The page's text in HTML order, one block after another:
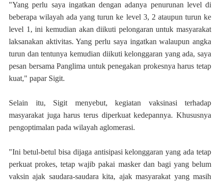
"Yang perlu saya ingatkan dengan adanya penurunan level di
beberapa wilayah ada yang turun ke level 3, 2 ataupun turun ke
level 1, ini kemudian akan diikuti pelongaran untuk masyarakat
laksanakan aktivitas. Yang perlu saya ingatkan walaupun angka
turun dan tentunya kemudian diikuti kelonggaran yang ada, saya
pesan bersama Panglima untuk penegakan prokesnya harus tetap
kuat," papar Sigit.
Selain itu, Sigit menyebut, kegiatan vaksinasi terhadap
masyarakat juga harus terus diperkuat kedepannya. Khususnya
pengoptimalan pada wilayah aglomerasi.
"Ini betul-betul bisa dijaga antisipasi kelonggaran yang ada tetap
perkuat prokes, tetap wajib pakai masker dan bagi yang belum
vaksin ajak saudara-saudara kita, ajak masyarakat yang masih